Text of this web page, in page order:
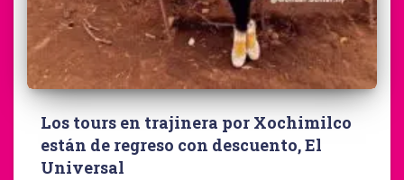
Los tours en trajinera por Xochimilco
están de regreso con descuento, El
Universal